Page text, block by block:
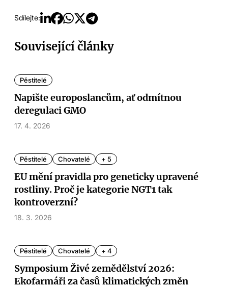
Sdílejte:
Související články
Pěstitelé
Napište europoslancům, ať odmítnou
deregulaci GMO
17. 4. 2026
Pěstitelé Chovatelé + 5
EU mění pravidla pro geneticky upravené
rostliny. Proč je kategorie NGT1 tak
kontroverzní?
18. 3. 2026
Pěstitelé Chovatelé + 4
Symposium Živé zemědělství 2026:
Ekofarmáři za časů klimatických změn